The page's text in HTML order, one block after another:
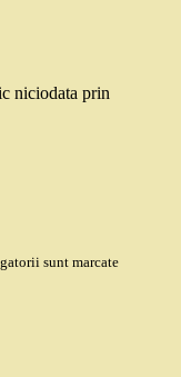
niciodata prin
sunt marcate